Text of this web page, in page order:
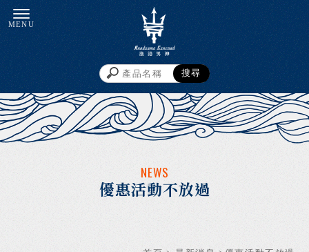
優惠活動不放過